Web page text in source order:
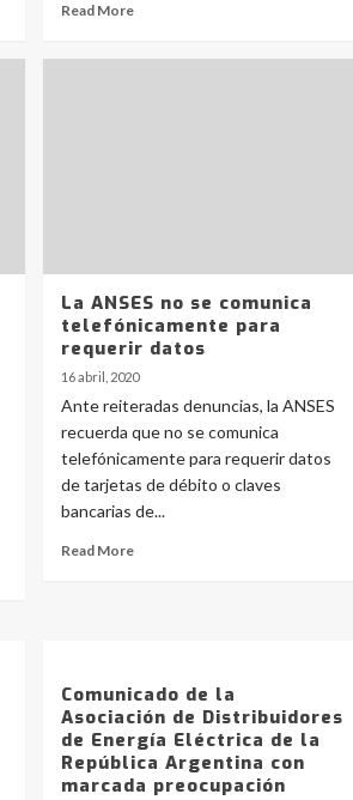
Read More
La ANSES no se comunica
telefónicamente para
requerir datos
16 abril, 2020
Ante reiteradas denuncias, la ANSES
recuerda que no se comunica
telefónicamente para requerir datos
de tarjetas de débito o claves
bancarias de...
Read More
Comunicado de la
Asociación de Distribuidores
de Energía Eléctrica de la
República Argentina con
marcada preocupación